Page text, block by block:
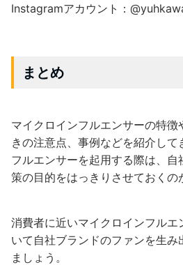
Instagramアカウント：
まとめ
マイクロインフルエンサーの特徴
きの注意点、事例などを紹介し
フルエンサーを起用する際は、
策の目的をはっきりさせておくの
消費者に近いマイクロインフル
いて自社ブランドのファンを生み
ましょう。